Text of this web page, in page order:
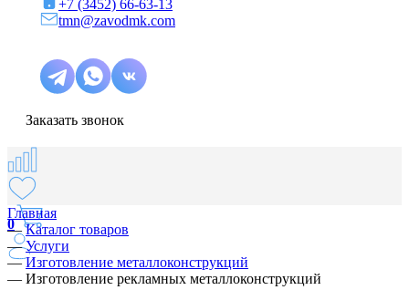
+7 (3452) 66-63-13
tmn@zavodmk.com
Заказать звонок
0
Главная
—Каталог товаров
—Услуги
—Изготовление металлоконструкций
— Изготовление рекламных металлоконструкций